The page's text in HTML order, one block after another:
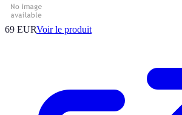
69 EURVoir le produit